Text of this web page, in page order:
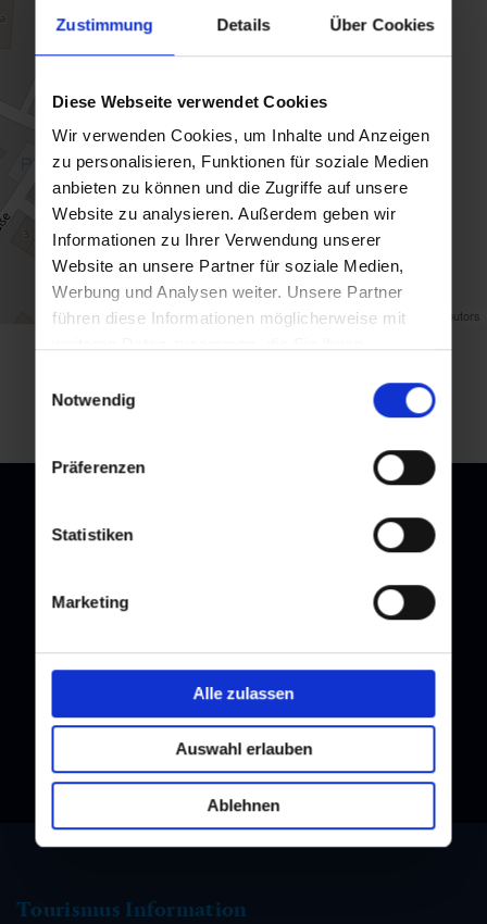
Zustimmung Details Über Cookies
Diese Webseite verwendet Cookies
Wir verwenden Cookies, um Inhalte und Anzeigen
zu personalisieren, Funktionen für soziale Medien
anbieten zu können und die Zugriffe auf unsere
Website zu analysieren. Außerdem geben wir
Informationen zu Ihrer Verwendung unserer
Website an unsere Partner für soziale Medien,
Werbung und Analysen weiter. Unsere Partner
führen diese Informationen möglicherweise mit
Nutzung der Dienste gesammelt haben.
Notwendig
Präferenzen
Statistiken
Marketing
Alle zulassen
Auswahl erlauben
Ablehnen
Map data ©OpenStreetMap contributors
Melden Sie sich bei unserem Newsletter an, und bleiben Sie
Tourismus Information